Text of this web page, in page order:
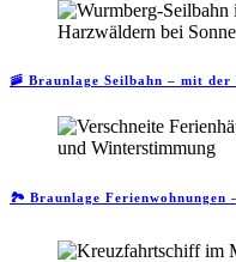
🚠 Braunlage Seilbahn – mit
🏞️ Braunlage Ferienwohnungen